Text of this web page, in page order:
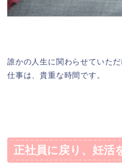
誰かの人生に関わらせていた
仕事は、貴重な時間です。
正社員に戻り、妊活